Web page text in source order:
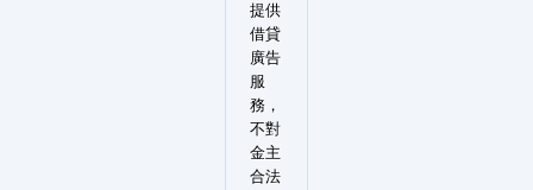
提供
借貸
廣告
服
務，
不對
金主
合法